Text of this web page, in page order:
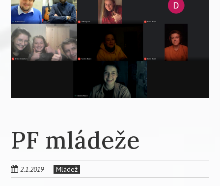
PF mládeže
2.1.2019 Mládež